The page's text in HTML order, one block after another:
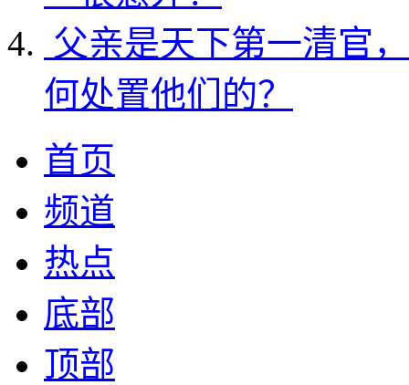
父亲是天下第一清官
何处置他们的？
首页
频道
热点
底部
顶部